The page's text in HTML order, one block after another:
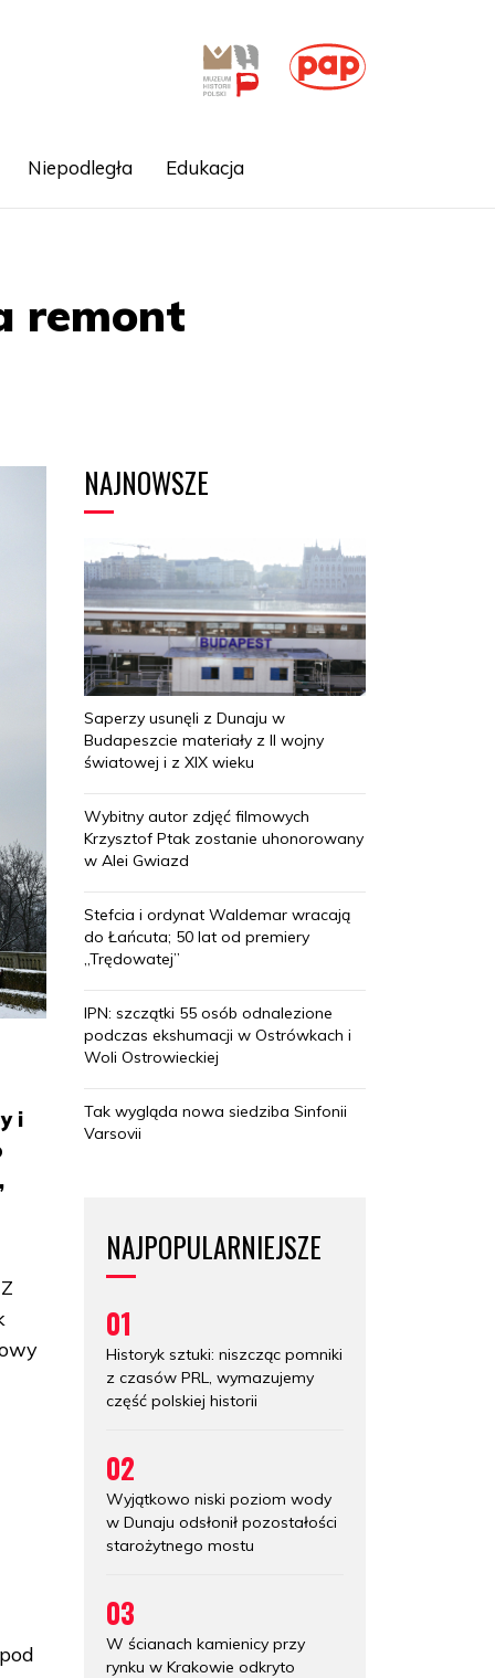
Niepodległa Edukacja
remont
i
NAJNOWSZE
Saperzy usunęli z Dunaju w
Budapeszcie materiały z II wojny
światowej i z XIX wieku
Wybitny autor zdjęć filmowych
Krzysztof Ptak zostanie uhonorowany
w Alei Gwiazd
Stefcia i ordynat Waldemar wracają
do Łańcuta; 50 lat od premiery
„Trędowatej”
IPN: szczątki 55 osób odnalezione
podczas ekshumacji w Ostrówkach i
Woli Ostrowieckiej
Tak wygląda nowa siedziba Sinfonii
Varsovii
NAJPOPULARNIEJSZE
01
Historyk sztuki: niszcząc pomniki
z czasów PRL, wymazujemy
część polskiej historii
02
Wyjątkowo niski poziom wody
w Dunaju odsłonił pozostałości
starożytnego mostu
03
W ścianach kamienicy przy
rynku w Krakowie odkryto